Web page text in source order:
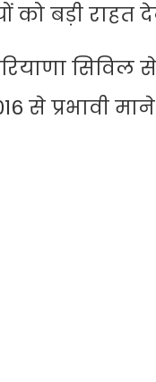
को बड़ी राहत
से प्रभावी